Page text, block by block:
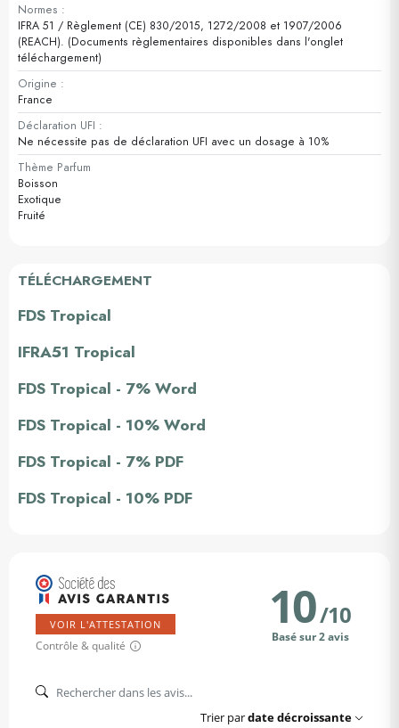
Normes :
IFRA 51 / Règlement (CE) 830/2015, 1272/2008 et 1907/2006
(REACH). (Documents règlementaires disponibles dans l'onglet
téléchargement)
Origine :
France
Déclaration UFI :
Ne nécessite pas de déclaration UFI avec un dosage à 10%
Thème Parfum
Boisson
Exotique
Fruité
TÉLÉCHARGEMENT
FDS Tropical
IFRA51 Tropical
FDS Tropical - 7% Word
FDS Tropical - 10% Word
FDS Tropical - 7% PDF
FDS Tropical - 10% PDF
VOIR L'ATTESTATION
Contrôle & qualité
10/10
Basé sur 2 avis
Trier pardate décroissante